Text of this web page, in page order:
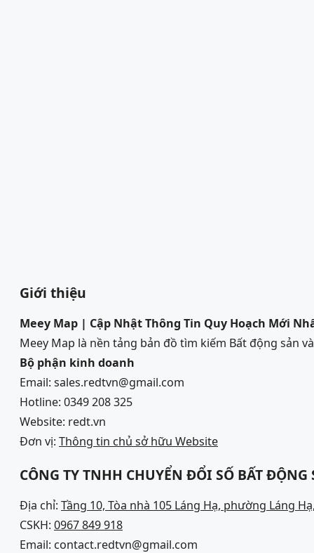
Giới thiệu
Meey Map | Cập Nhật Thông Tin Quy Hoạch Mới
Meey Map là nền tảng bản đồ tìm kiếm Bất động sản
Bộ phận kinh doanh
Email: sales.redtvn@gmail.com
Hotline: 0349 208 325
Website: redt.vn
Đơn vị: Thông tin chủ sở hữu Website
CÔNG TY TNHH CHUYỂN ĐỔI SỐ BẤT ĐỘNG
Địa chỉ: Tầng 10, Tòa nhà 105 Láng Hạ, phường Láng
CSKH: 0967 849 918
Email: contact.redtvn@gmail.com